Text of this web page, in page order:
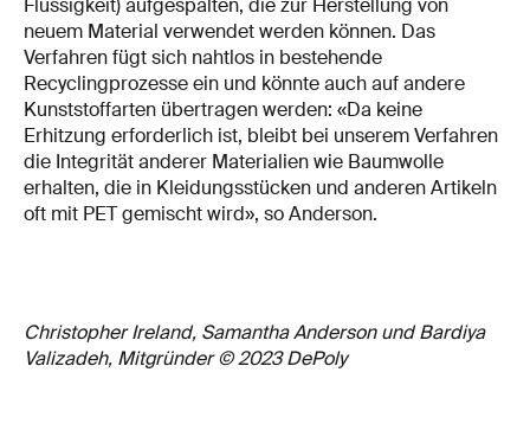
Flüssigkeit) aufgespalten, die zur Herstellung von
neuem Material verwendet werden können. Das
Verfahren fügt sich nahtlos in bestehende
Recyclingprozesse ein und könnte auch auf andere
Kunststoffarten übertragen werden: «Da keine
Erhitzung erforderlich ist, bleibt bei unserem Verfahren
die Integrität anderer Materialien wie Baumwolle
erhalten, die in Kleidungsstücken und anderen Artikeln
oft mit PET gemischt wird», so Anderson.
Christopher Ireland, Samantha Anderson und Bardiya
Valizadeh, Mitgründer © 2023 DePoly